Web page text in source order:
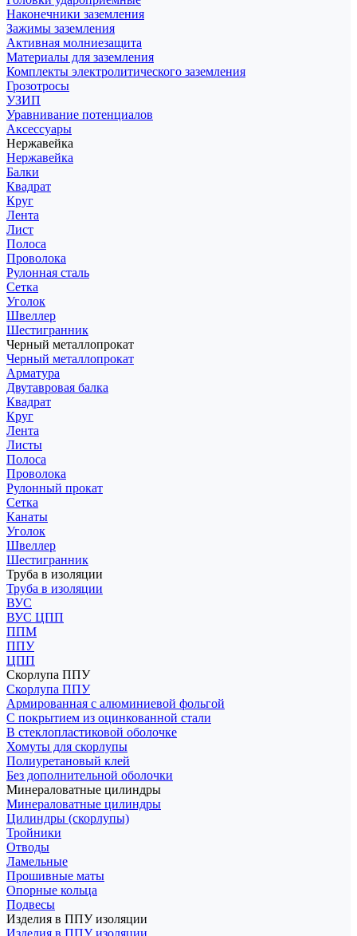
Наконечники заземления
Зажимы заземления
Активная молниезащита
Материалы для заземления
Комплекты электролитического заземления
Грозотросы
УЗИП
Уравнивание потенциалов
Аксессуары
Нержавейка
Нержавейка
Балки
Квадрат
Круг
Лента
Лист
Полоса
Проволока
Рулонная сталь
Сетка
Уголок
Швеллер
Шестигранник
Черный металлопрокат
Черный металлопрокат
Арматура
Двутавровая балка
Квадрат
Круг
Лента
Листы
Полоса
Проволока
Рулонный прокат
Сетка
Канаты
Уголок
Швеллер
Шестигранник
Труба в изоляции
Труба в изоляции
ВУС
ВУС ЦПП
ППМ
ППУ
ЦПП
Скорлупа ППУ
Скорлупа ППУ
Армированная с алюминиевой фольгой
С покрытием из оцинкованной стали
В стеклопластиковой оболочке
Хомуты для скорлупы
Полиуретановый клей
Без дополнительной оболочки
Минераловатные цилиндры
Минераловатные цилиндры
Цилиндры (скорлупы)
Тройники
Отводы
Ламельные
Прошивные маты
Опорные кольца
Подвесы
Изделия в ППУ изоляции
Изделия в ППУ изоляции